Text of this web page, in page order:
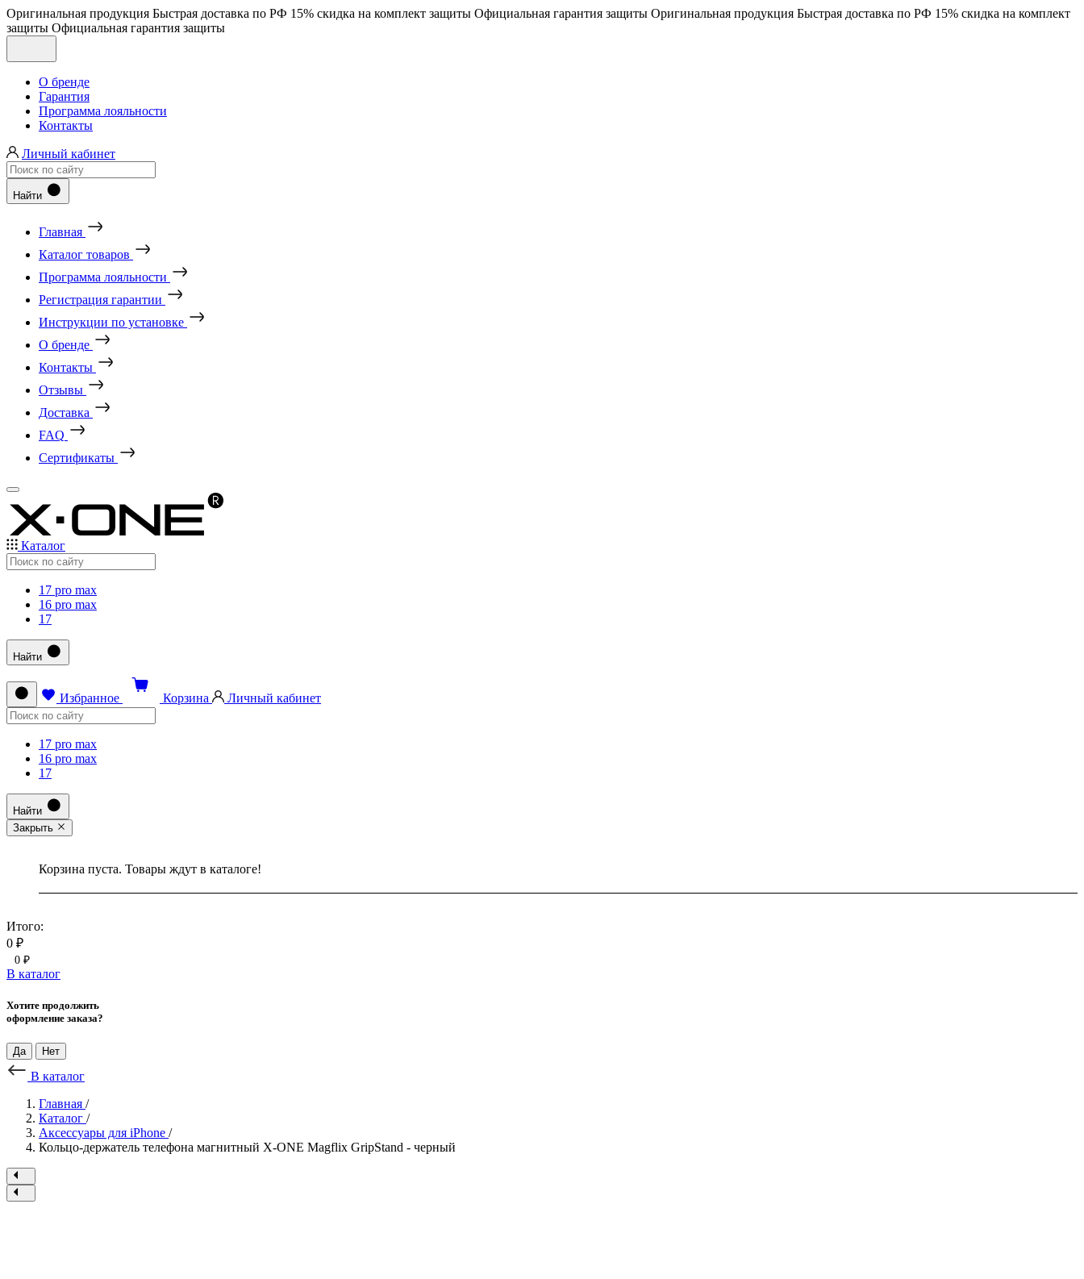
Оригинальная продукция Быстрая доставка по РФ 15% скидка на комплект защиты Официальная гарантия защиты Оригинальная продукция Быстрая доставка по РФ 15% скидка на комплект
защиты Официальная гарантия защиты
О бренде
Гарантия
Программа лояльности
Контакты
Личный кабинет
Найти
Главная
Каталог товаров
Программа лояльности
Регистрация гарантии
Инструкции по установке
О бренде
Контакты
Отзывы
Доставка
FAQ
Сертификаты
Каталог
17 pro max
16 pro max
17
Найти
Избранное Корзина Личный кабинет
17 pro max
16 pro max
17
Найти
Закрыть
Корзина пуста. Товары ждут в каталоге!
Итого:
0 ₽
0 ₽
В каталог
Хотите продолжить
оформление заказа?
Да Нет
В каталог
Главная /
Каталог /
Аксессуары для iPhone /
Кольцо-держатель телефона магнитный X-ONE Magflix GripStand - черный